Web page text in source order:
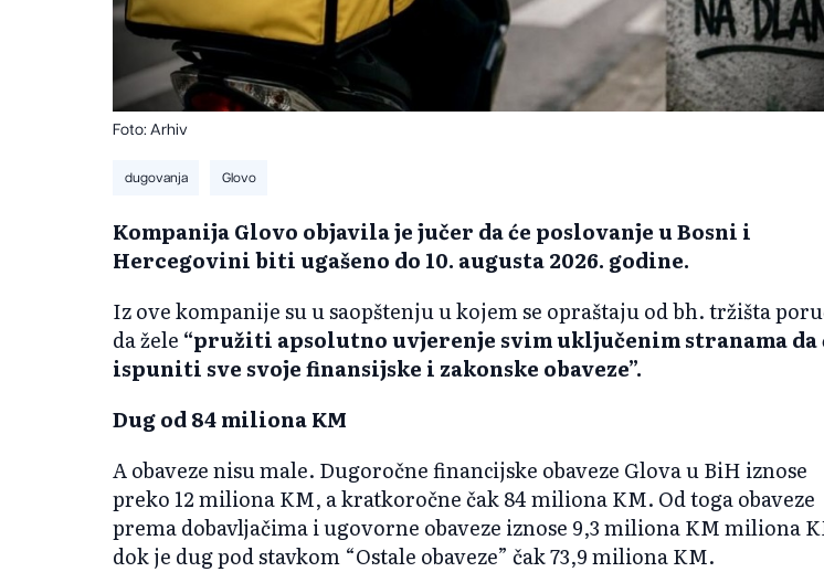
Foto: Arhiv
dugovanja Glovo
Kompanija Glovo objavila je jučer da će poslovanje u Bosni i
Hercegovini biti ugašeno do 10. augusta 2026. godine.
Iz ove kompanije su u saopštenju u kojem se opraštaju od bh. tržišta
da žele “pružiti apsolutno uvjerenje svim uključenim stranama da
ispuniti sve svoje finansijske i zakonske obaveze”.
Dug od 84 miliona KM
A obaveze nisu male. Dugoročne financijske obaveze Glova u BiH iznose
preko 12 miliona KM, a kratkoročne čak 84 miliona KM. Od toga obaveze
prema dobavljačima i ugovorne obaveze iznose 9,3 miliona KM miliona
dok je dug pod stavkom “Ostale obaveze” čak 73,9 miliona KM.